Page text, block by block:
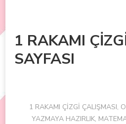
1 RAKAMI
SAYFASI
1 RAKAMI ÇİZGİ ÇALIŞMASI,
YAZMAYA HAZIRLIK,